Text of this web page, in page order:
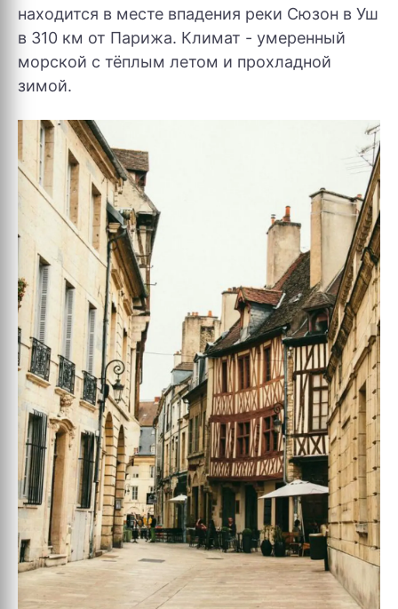
находится в месте впадения реки Сюзон в Уш
в 310 км от Парижа. Климат - умеренный
морской с тёплым летом и прохладной
зимой.